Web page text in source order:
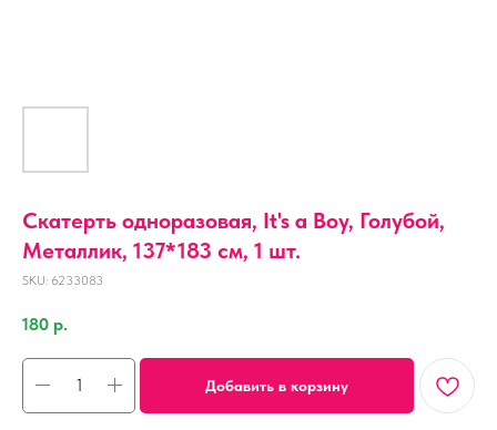
Скатерть одноразовая, It's a Boy, Голубой,
Металлик, 137*183 см, 1 шт.
SKU: 6233083
180 р.
Добавить в корзину